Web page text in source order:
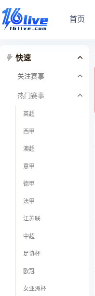
首页
快速
关注赛事
热门赛事
英超
西甲
澳超
意甲
德甲
法甲
江苏联
中超
足协杯
欧冠
女亚洲杯